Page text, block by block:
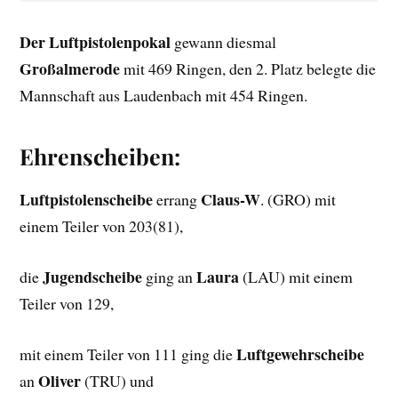
Der Luftpistolenpokal gewann diesmal
Großalmerodemit 469 Ringen, den 2. Platz belegte die
Mannschaft aus Laudenbach mit 454 Ringen.
Ehrenscheiben:
Luftpistolenscheibeerrang Claus-W. (GRO) mit
einem Teiler von 203(81),
dieJugendscheibe ging anLaura(LAU) mit einem
Teiler von 129,
mit einem Teiler von 111 ging dieLuftgewehrscheibe
anOliver(TRU) und